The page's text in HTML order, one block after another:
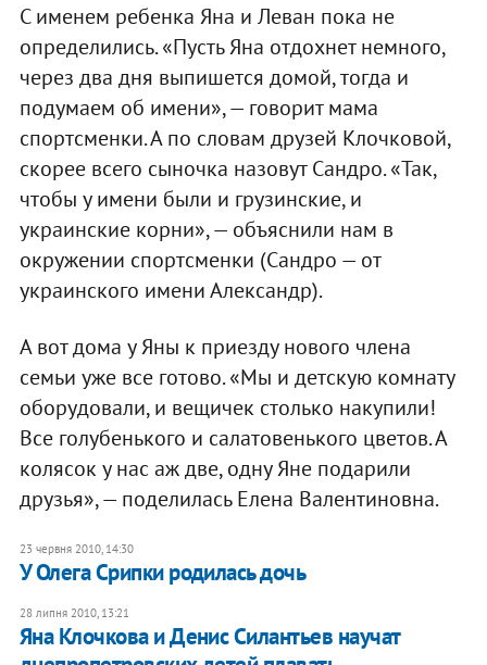
С именем ребенка Яна и Леван пока не
определились. «Пусть Яна отдохнет немного,
через два дня выпишется домой, тогда и
подумаем об имени», — говорит мама
спортсменки. А по словам друзей Клочковой,
скорее всего сыночка назовут Сандро. «Так,
чтобы у имени были и грузинские, и
украинские корни», — объяснили нам в
окружении спортсменки (Сандро — от
украинского имени Александр).
А вот дома у Яны к приезду нового члена
семьи уже все готово. «Мы и детскую комнату
оборудовали, и вещичек столько накупили!
Все голубенького и салатовенького цветов. А
колясок у нас аж две, одну Яне подарили
друзья», — поделилась Елена Валентиновна.
23 червня 2010, 14:30
У Олега Срипки родилась дочь
28 липня 2010, 13:21
Яна Клочкова и Денис Силантьев научат